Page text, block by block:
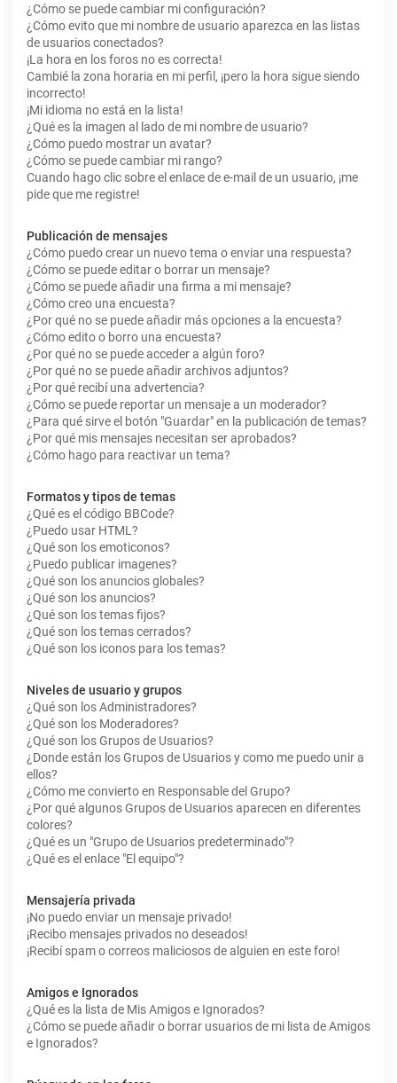
¿Cómo se puede cambiar mi configuración?
¿Cómo evito que mi nombre de usuario aparezca en las listas
de usuarios conectados?
¡La hora en los foros no es correcta!
Cambié la zona horaria en mi perfil, ¡pero la hora sigue siendo
incorrecto!
¡Mi idioma no está en la lista!
¿Qué es la imagen al lado de mi nombre de usuario?
¿Cómo puedo mostrar un avatar?
¿Cómo se puede cambiar mi rango?
Cuando hago clic sobre el enlace de e-mail de un usuario, ¡me
pide que me registre!
Publicación de mensajes
¿Cómo puedo crear un nuevo tema o enviar una respuesta?
¿Cómo se puede editar o borrar un mensaje?
¿Cómo se puede añadir una firma a mi mensaje?
¿Cómo creo una encuesta?
¿Por qué no se puede añadir más opciones a la encuesta?
¿Cómo edito o borro una encuesta?
¿Por qué no se puede acceder a algún foro?
¿Por qué no se puede añadir archivos adjuntos?
¿Por qué recibí una advertencia?
¿Cómo se puede reportar un mensaje a un moderador?
¿Para qué sirve el botón "Guardar" en la publicación de temas?
¿Por qué mis mensajes necesitan ser aprobados?
¿Cómo hago para reactivar un tema?
Formatos y tipos de temas
¿Qué es el código BBCode?
¿Puedo usar HTML?
¿Qué son los emoticonos?
¿Puedo publicar imagenes?
¿Qué son los anuncios globales?
¿Qué son los anuncios?
¿Qué son los temas fijos?
¿Qué son los temas cerrados?
¿Qué son los iconos para los temas?
Niveles de usuario y grupos
¿Qué son los Administradores?
¿Qué son los Moderadores?
¿Qué son los Grupos de Usuarios?
¿Donde están los Grupos de Usuarios y como me puedo unir a
ellos?
¿Cómo me convierto en Responsable del Grupo?
¿Por qué algunos Grupos de Usuarios aparecen en diferentes
colores?
¿Qué es un "Grupo de Usuarios predeterminado"?
¿Qué es el enlace "El equipo"?
Mensajería privada
¡No puedo enviar un mensaje privado!
¡Recibo mensajes privados no deseados!
¡Recibí spam o correos maliciosos de alguien en este foro!
Amigos e Ignorados
¿Qué es la lista de Mis Amigos e Ignorados?
¿Cómo se puede añadir o borrar usuarios de mi lista de Amigos
e Ignorados?